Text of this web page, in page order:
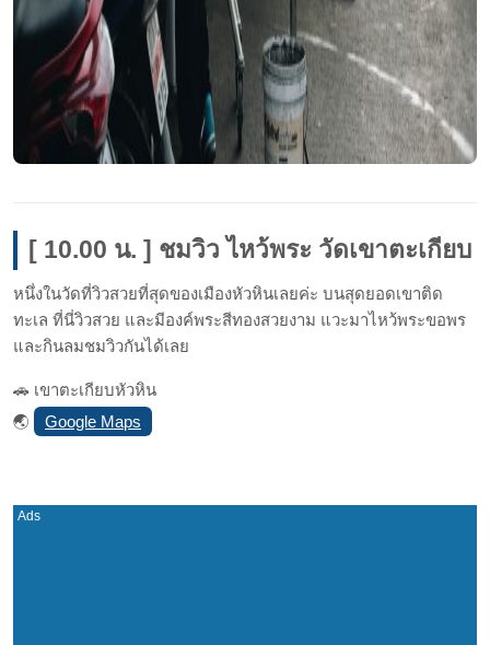
[ 10.00 น. ] ชมวิว ไหว้พระ วัดเขาตะเกียบ
หนึ่งในวัดที่วิวสวยที่สุดของเมืองหัวหินเลยค่ะ บนสุดยอดเขาติด
ทะเล ที่นี่วิวสวย และมีองค์พระสีทองสวยงาม แวะมาไหว้พระขอพร
และกินลมชมวิวกันได้เลย
🚗 เขาตะเกียบหัวหิน
🌏
Google Maps